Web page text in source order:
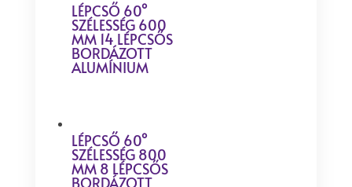
LÉPCSŐ 60°
SZÉLESSÉG 600
MM 14 LÉPCSŐS
BORDÁZOTT
ALUMÍNIUM
LÉPCSŐ 60°
SZÉLESSÉG 800
MM 8 LÉPCSŐS
BORDÁZOTT